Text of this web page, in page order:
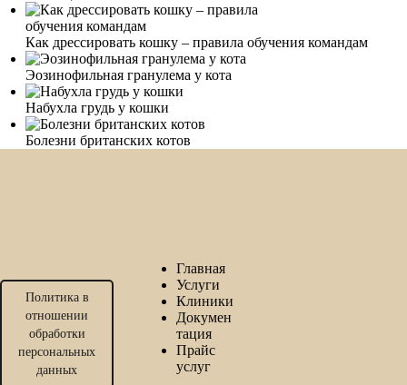
Как дрессировать кошку – правила обучения командам
Эозинофильная гранулема у кота
Набухла грудь у кошки
Болезни британских котов
Политика в
отношении
обработки
персональных
данных
Главная
Услуги
Клиники
Докумен
тация
Прайс
услуг